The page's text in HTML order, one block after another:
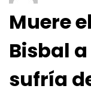
Muere
Bisbal
sufría